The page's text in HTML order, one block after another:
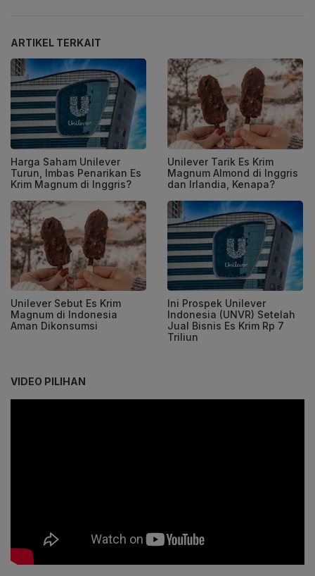
ARTIKEL TERKAIT
Harga Saham Unilever
Turun, Imbas Penarikan Es
Krim Magnum di Inggris?
Unilever Tarik Es Krim
Magnum Almond di Inggris
dan Irlandia, Kenapa?
Unilever Sebut Es Krim
Magnum di Indonesia
Aman Dikonsumsi
Ini Prospek Unilever
Indonesia (UNVR) Setelah
Jual Bisnis Es Krim Rp 7
Triliun
VIDEO PILIHAN